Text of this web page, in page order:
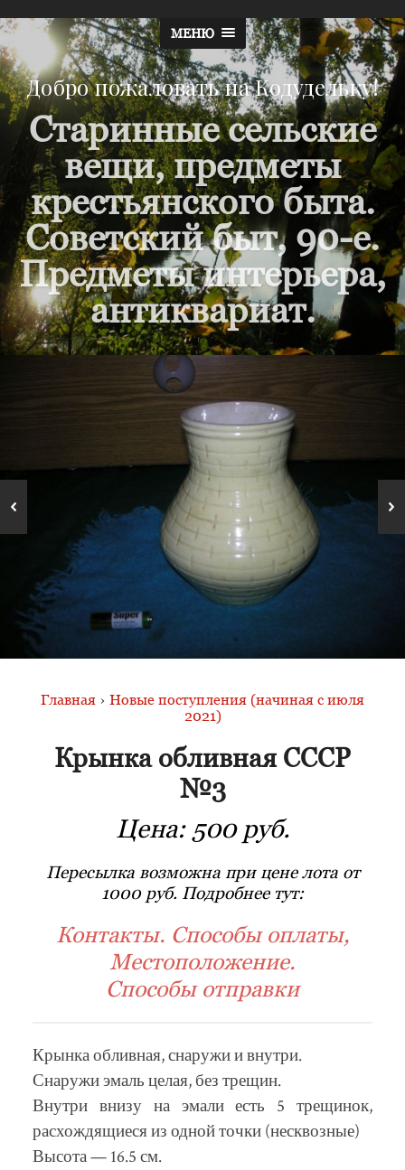
МЕНЮ
Добро пожаловать на Кодудельку!
Старинные сельские
вещи, предметы
крестьянского быта.
Советский быт, 90-е.
Предметы интерьера,
антиквариат.
Главная › Новые поступления (начиная с июля
2021)
Крынка обливная СССР
№3
Цена: 500 руб.
Пересылка возможна при цене лота от
1000 руб. Подробнее тут:
Контакты. Способы оплаты,
Местоположение.
Способы отправки
Крынка обливная, снаружи и внутри.
Снаружи эмаль целая, без трещин.
Внутри внизу на эмали есть 5 трещинок,
расхождящиеся из одной точки (несквозные)
Высота — 16.5 см.